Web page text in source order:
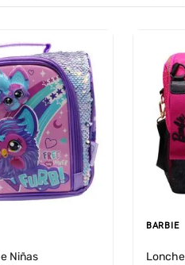
Niñas
BARBIE